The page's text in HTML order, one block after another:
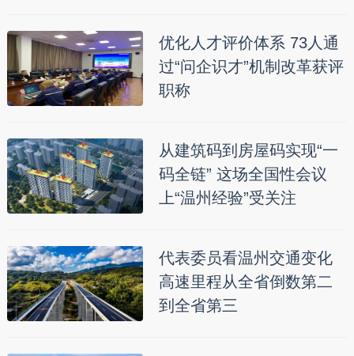
优化人才评价体系 73人通
过“问企识才”机制改革获评
职称
从建筑码到房屋码实现“一
码全链” 这场全国性会议
上“温州经验”受关注
代表委员看温州交通变化
高速里程从全省倒数第二
到全省第三